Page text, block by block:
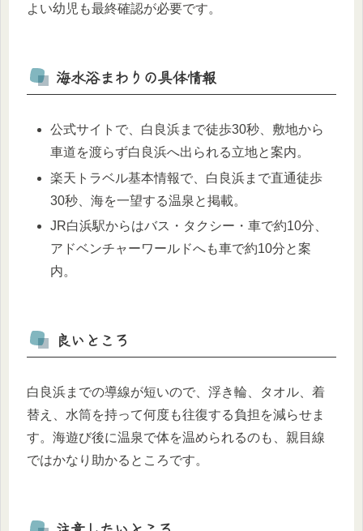
よい幼児も最終確認が必要です。
海水浴まわりの具体情報
公式サイトで、白良浜まで徒歩30秒、敷地から
車道を渡らず白良浜へ出られる立地と案内。
楽天トラベル基本情報で、白良浜まで直通徒歩
30秒、海を一望する温泉と掲載。
JR白浜駅からはバス・タクシー・車で約10分、
アドベンチャーワールドへも車で約10分と案
内。
良いところ
白良浜までの導線が短いので、浮き輪、タオル、着
替え、水筒を持って何度も往復する負担を減らせま
す。海遊び後に温泉で体を温められるのも、親目線
ではかなり助かるところです。